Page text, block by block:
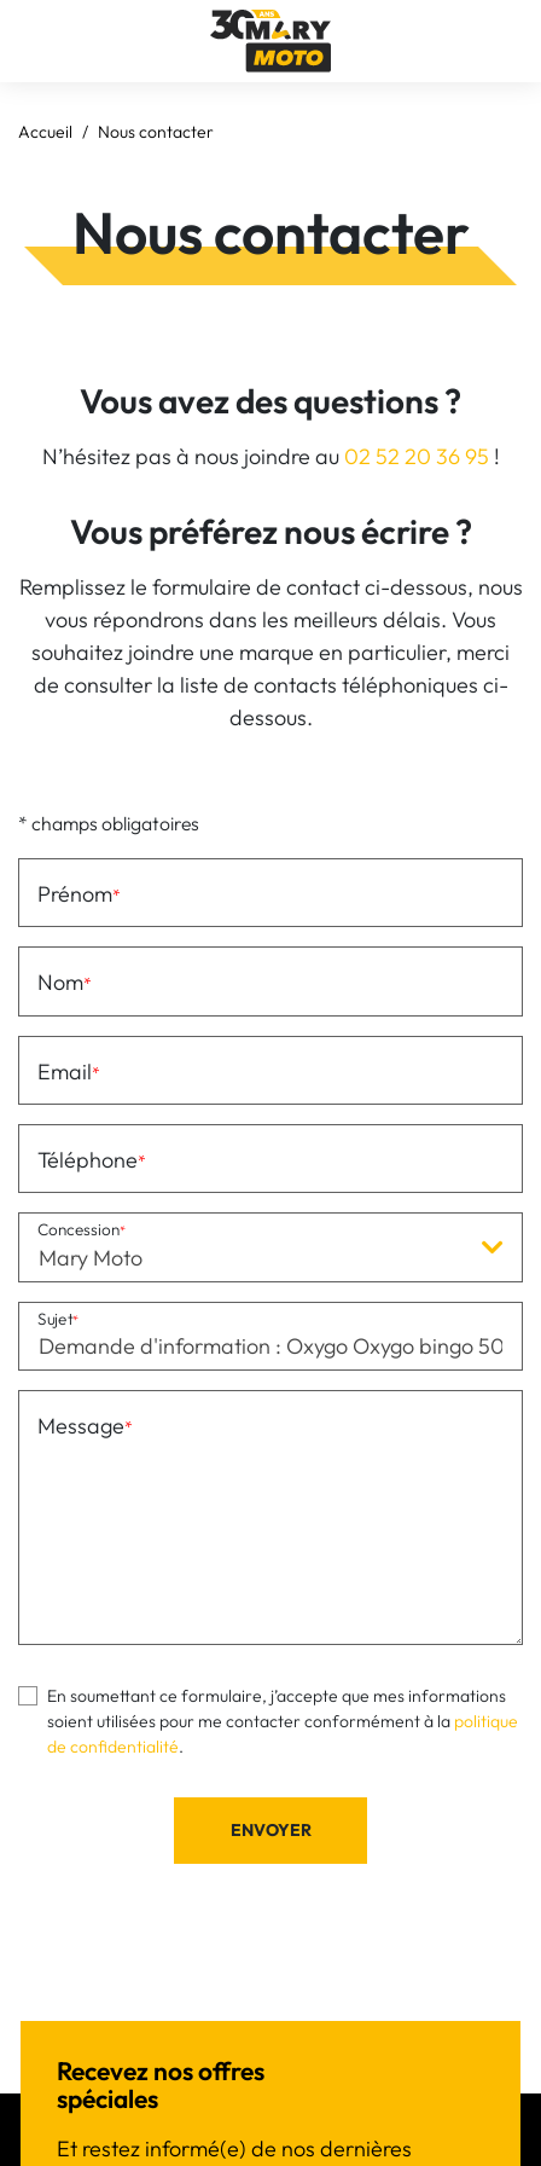
Accueil Nous contacter
Nous contacter
Vous avez des questions ?
N’hésitez pas à nous joindre au 02 52 20 36 95 !
Vous préférez nous écrire ?
Remplissez le formulaire de contact ci-dessous, nous
vous répondrons dans les meilleurs délais. Vous
souhaitez joindre une marque en particulier, merci
de consulter la liste de contacts téléphoniques ci-
dessous.
* champs obligatoires
Prénom
Nom
Email
Téléphone
Mary Moto
Concession
Sujet
Message
En soumettant ce formulaire, j’accepte que mes informations
soient utilisées pour me contacter conformément à la politique
de confidentialité.
ENVOYER
Recevez nos offres
spéciales
Et restez informé(e) de nos dernières